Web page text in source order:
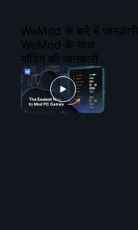
WeMod के बारे में जानकारी
WeMod के साथ
मॉडिंग की जानकारी